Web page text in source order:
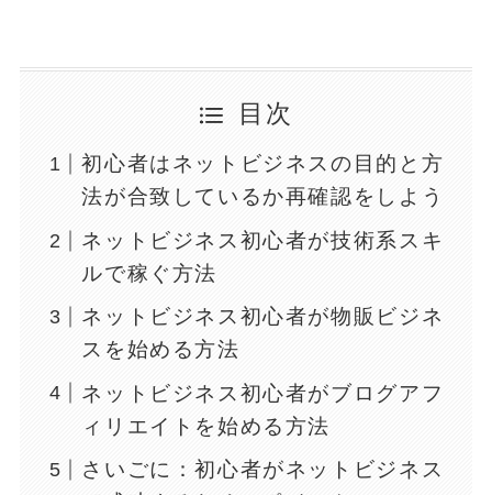
目次
初心者はネットビジネスの目的と方
法が合致しているか再確認をしよう
ネットビジネス初心者が技術系スキ
ルで稼ぐ方法
ネットビジネス初心者が物販ビジネ
スを始める方法
ネットビジネス初心者がブログアフ
ィリエイトを始める方法
さいごに：初心者がネットビジネス